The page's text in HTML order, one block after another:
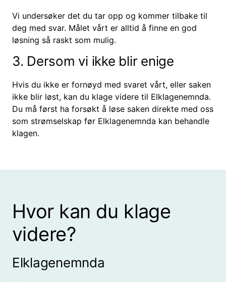
Vi undersøker det du tar opp og kommer tilbake til
deg med svar. Målet vårt er alltid å finne en god
løsning så raskt som mulig.
3. Dersom vi ikke blir enige
Hvis du ikke er fornøyd med svaret vårt, eller saken
ikke blir løst, kan du klage videre til Elklagenemnda.
Du må først ha forsøkt å løse saken direkte med oss
som strømselskap før Elklagenemnda kan behandle
klagen.
Hvor kan du klage
videre?
Elklagenemnda